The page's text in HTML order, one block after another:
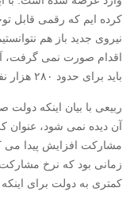
کرده ایم که رقمی قابل
نیروی جدید باز هم
اقدام صورت نمی گرفت،
باید برای حدود ۲۸۰ هزار نفر دیگر در این استان شغل ایجاد کنیم.
ربیعی با بیان اینکه دولت
آن دیده نمی شود، عنوان
مشارکت افزایش پیدا می
کمتری به دولت برای اینکه